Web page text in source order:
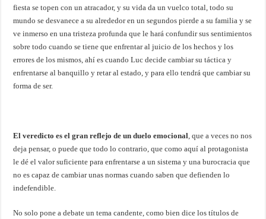
fiesta se topen con un atracador, y su vida da un vuelco total, todo su
mundo se desvanece a su alrededor en un segundos pierde a su familia y se
ve inmerso en una tristeza profunda que le hará confundir sus sentimientos
sobre todo cuando se tiene que enfrentar al juicio de los hechos y los
errores de los mismos, ahí es cuando Luc decide cambiar su táctica y
enfrentarse al banquillo y retar al estado, y para ello tendrá que cambiar su
forma de ser.
El veredicto es el gran reflejo de un duelo emocional, que a veces no nos
deja pensar, o puede que todo lo contrario, que como aquí al protagonista
le dé el valor suficiente para enfrentarse a un sistema y una burocracia que
no es capaz de cambiar unas normas cuando saben que defienden lo
indefendible.
No solo pone a debate un tema candente, como bien dice los títulos de